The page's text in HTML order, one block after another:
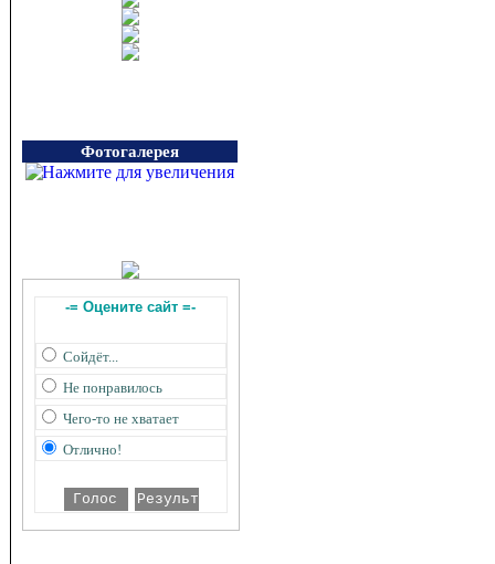
Фотогалерея
-= Оцените сайт =-
Сойдёт...
Не понравилось
Чего-то не хватает
Отлично!